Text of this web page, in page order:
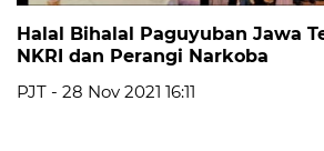
Halal Bihalal Paguyuban Jawa
NKRI dan Perangi Narkoba
PJT - 28 Nov 2021 16:11